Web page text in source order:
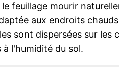
le feuillage mourir
aux endroits
sont dispersées sur les
à l'humidité du sol.